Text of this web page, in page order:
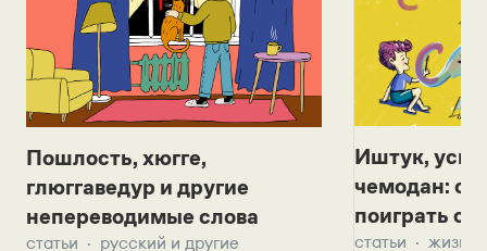
Пошлость, хюгге,
глюггаведур и другие
непереводимые слова
статьи русский и другие
Иштук,
чемодан:
поиграть с
статьи жизнь